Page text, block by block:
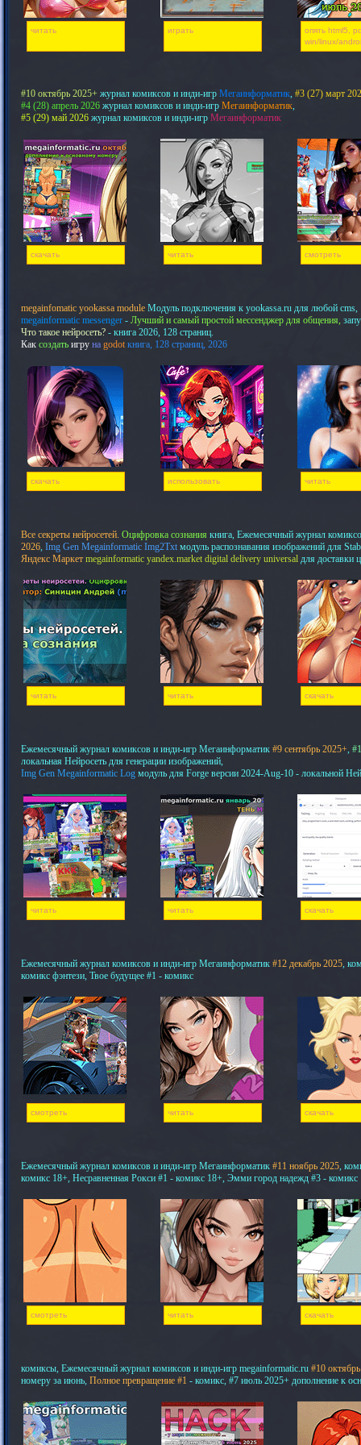
читать играть
опять html5,
win/linux/
#10 октябрь 2025+ журнал комиксов и инди-игр Мегаинформатик, #3 (27) март
#4 (28) апрель 2026 журнал комиксов и инди-игр Мегаинформатик,
#5 (29) май 2026 журнал комиксов и инди-игр Мегаинформатик
скачать читать смотреть
megainfomatic yookassa module Модуль подключения к yookassa.ru для любой cms,
megainformatic messenger - Лучший и самый простой мессенджер для общения,
Что такое нейросеть? - книга 2026, 128 страниц.
Как создать игру на godot книга, 128 страниц, 2026
скачать использовать читать
Все секреты нейросетей. Оцифровка сознания книга, Ежемесячный журнал
2026, Img Gen Megainformatic Img2Txt модуль распознавания изображений для
Яндекс Маркет megainformatic yandex.market digital delivery universal для доставки
читать читать скачать
Ежемесячный журнал комиксов и инди-игр Мегаинформатик #9 сентябрь 2025+,
локальная Нейросеть для генерации изображений,
Img Gen Megainformatic Log модуль для Forge версии 2024-Aug-10 - локальной
читать читать скачать
Ежемесячный журнал комиксов и инди-игр Мегаинформатик #12 декабрь 2025,
комикс фэнтези, Твое будущее #1 - комикс
смотреть читать скачать
Ежемесячный журнал комиксов и инди-игр Мегаинформатик #11 ноябрь 2025,
комикс 18+, Несравненная Рокси #1 - комикс 18+, Эмми город надежд #3 - комикс
смотреть читать скачать
комиксы, Ежемесячный журнал комиксов и инди-игр megainformatic.ru #10
номеру за июнь, Полное превращение #1 - комикс, #7 июль 2025+ дополнение к